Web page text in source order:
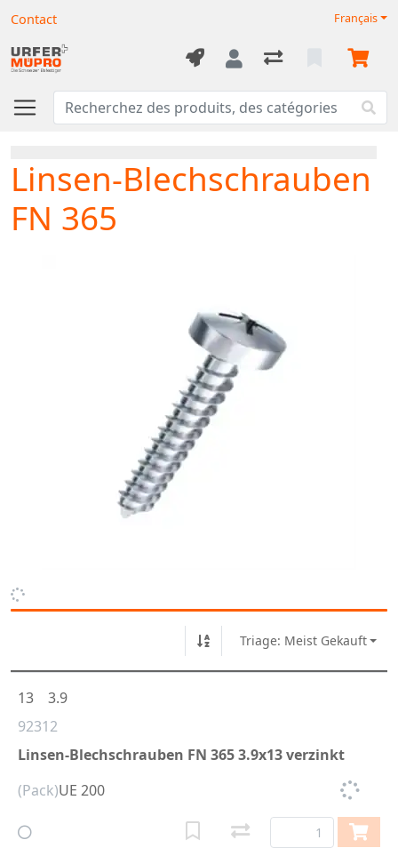
Contact Français
Linsen-Blechschrauben
FN 365
Triage: Meist Gekauft
92312
Linsen-Blechschrauben FN 365 3.9x13 verzinkt
13 3.9
(Pack)UE 200